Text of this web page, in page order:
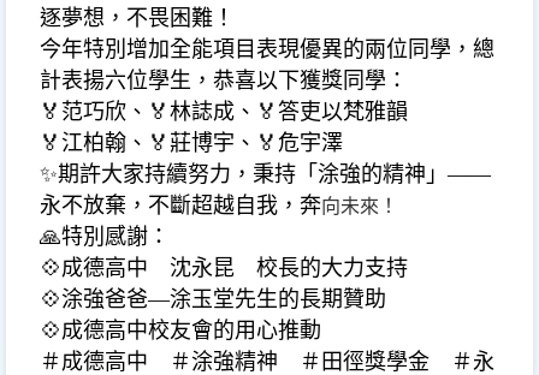
逐夢想，不畏困難！
今年特別增加全能項目表現優異的兩位同學，總
計表揚六位學生，恭喜以下獲獎同學：
🏅 范巧欣、 🏅 林誌成、 🏅 答吏以梵雅韻
🏅 江柏翰、 🏅 莊博宇、 🏅 危宇澤
✨期許大家持續努力，秉持「涂強的精神」——
永不放棄，不斷超越自我，奔向未來！
🙏特別感謝：
💠成德高中 沈永昆 校長的大力支持
💠涂強爸爸—涂玉堂先生的長期贊助
💠成德高中校友會的用心推動
＃成德高中 ＃涂強精神 ＃田徑獎學金 ＃永